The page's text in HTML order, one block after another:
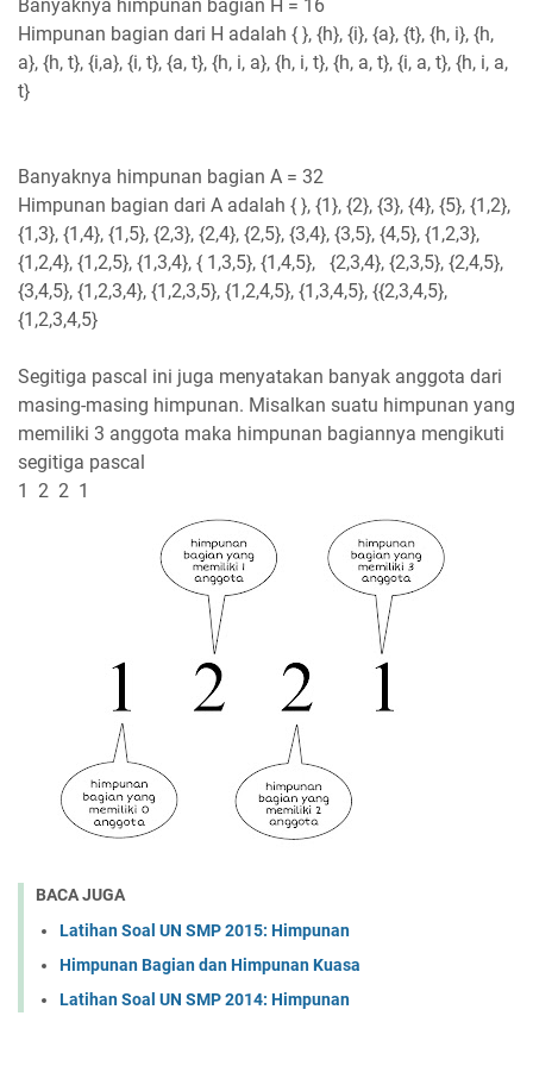
Banyaknya himpunan bagian H = 16
Himpunan bagian dari H adalah { }, {h}, {i}, {a}, {t}, {h, i}, {h,
a}, {h, t}, {i,a}, {i, t}, {a, t}, {h, i, a}, {h, i, t}, {h, a, t}, {i, a, t}, {h, i, a,
t}
Banyaknya himpunan bagian A = 32
Himpunan bagian dari A adalah { }, {1}, {2}, {3}, {4}, {5}, {1,2},
{1,3}, {1,4}, {1,5}, {2,3}, {2,4}, {2,5}, {3,4}, {3,5}, {4,5}, {1,2,3},
{1,2,4}, {1,2,5}, {1,3,4}, { 1,3,5}, {1,4,5}, {2,3,4}, {2,3,5}, {2,4,5},
{3,4,5}, {1,2,3,4}, {1,2,3,5}, {1,2,4,5}, {1,3,4,5}, {{2,3,4,5},
{1,2,3,4,5}
Segitiga pascal ini juga menyatakan banyak anggota dari
masing-masing himpunan. Misalkan suatu himpunan yang
memiliki 3 anggota maka himpunan bagiannya mengikuti
segitiga pascal
1 2 2 1
BACA JUGA
Latihan Soal UN SMP 2015: Himpunan
Himpunan Bagian dan Himpunan Kuasa
Latihan Soal UN SMP 2014: Himpunan